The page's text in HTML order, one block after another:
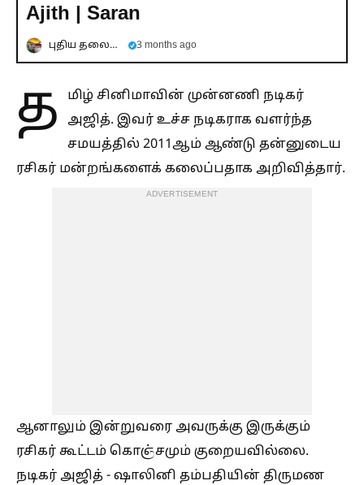
Ajith | Saran
புதிய தலைமுறை 3 months ago
த
மிழ் சினிமாவின் முன்னணி நடிகர்
அஜித். இவர் உச்ச நடிகராக வளர்ந்த
சமயத்தில் 2011ஆம் ஆண்டு தன்னுடைய
ரசிகர் மன்றங்களைக் கலைப்பதாக அறிவித்தார்.
ADVERTISEMENT
ஆனாலும் இன்றுவரை அவருக்கு இருக்கும்
ரசிகர் கூட்டம் கொஞ்சமும் குறையவில்லை.
நடிகர் அஜித் - ஷாலினி தம்பதியின் திருமண